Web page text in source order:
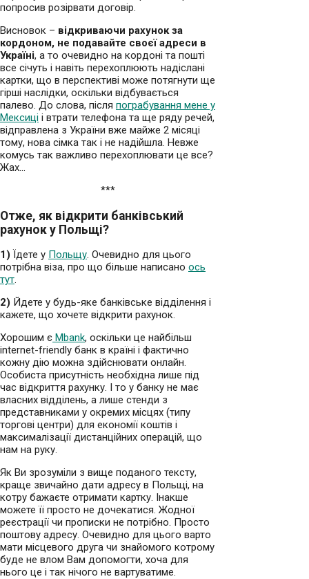
попросив розірвати договір.
Висновок – відкриваючи рахунок за
кордоном, не подавайте своєї адреси в
Україні, а то очевидно на кордоні та пошті
все січуть і навіть перехоплюють надіслані
картки, що в перспективі може потягнути ще
гірші наслідки, оскільки відбувається
палево. До слова, після пограбування мене у
Мексиці і втрати телефона та ще ряду речей,
відправлена з України вже майже 2 місяці
тому, нова сімка так і не надійшла. Невже
комусь так важливо перехоплювати це все?
Жах…
***
Отже, як відкрити банківський
рахунок у Польщі?
1) Їдете у Польщу. Очевидно для цього
потрібна віза, про що більше написано ось
тут.
2) Йдете у будь-яке банківське відділення і
кажете, що хочете відкрити рахунок.
Хорошим є Mbank, оскільки це найбільш
internet-friendly банк в країні і фактично
кожну дію можна здійснювати онлайн.
Особиста присутність необхідна лише під
час відкриття рахунку. І то у банку не має
власних відділень, а лише стенди з
представниками у окремих місцях (типу
торгові центри) для економії коштів і
максималізації дистанційних операцій, що
нам на руку.
Як Ви зрозуміли з вище поданого тексту,
краще звичайно дати адресу в Польщі, на
котру бажаєте отримати картку. Інакше
можете її просто не дочекатися. Жодної
реєстрації чи прописки не потрібно. Просто
поштову адресу. Очевидно для цього варто
мати місцевого друга чи знайомого котрому
буде не влом Вам допомогти, хоча для
нього це і так нічого не вартуватиме.